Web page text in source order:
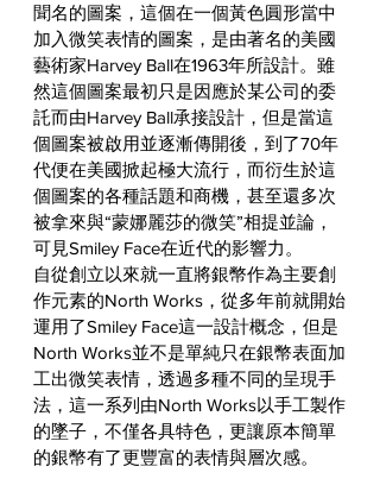
聞名的圖案，這個在一個黃色圓形當中
加入微笑表情的圖案，是由著名的美國
藝術家Harvey Ball在1963年所設計。雖
然這個圖案最初只是因應於某公司的委
託而由Harvey Ball承接設計，但是當這
個圖案被啟用並逐漸傳開後，到了70年
代便在美國掀起極大流行，而衍生於這
個圖案的各種話題和商機，甚至還多次
被拿來與“蒙娜麗莎的微笑”相提並論，
可見Smiley Face在近代的影響力。
自從創立以來就一直將銀幣作為主要創
作元素的North Works，從多年前就開始
運用了Smiley Face這一設計概念，但是
North Works並不是單純只在銀幣表面加
工出微笑表情，透過多種不同的呈現手
法，這一系列由North Works以手工製作
的墜子，不僅各具特色，更讓原本簡單
的銀幣有了更豐富的表情與層次感。